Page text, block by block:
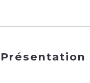
Présentation